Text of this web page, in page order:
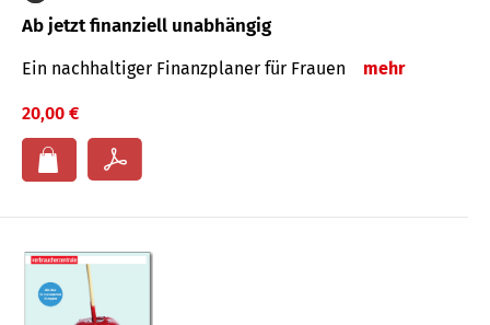
Ab jetzt finanziell unabhängig
Ein nachhaltiger Finanzplaner für Frauen mehr
20,00 €